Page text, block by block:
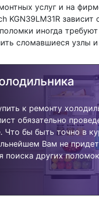
услуг и на
зависит
иногда требуют
сломавшиеся узлы
к ремонту
обязательно
Что бы быть точно в
Вам не
поиска других